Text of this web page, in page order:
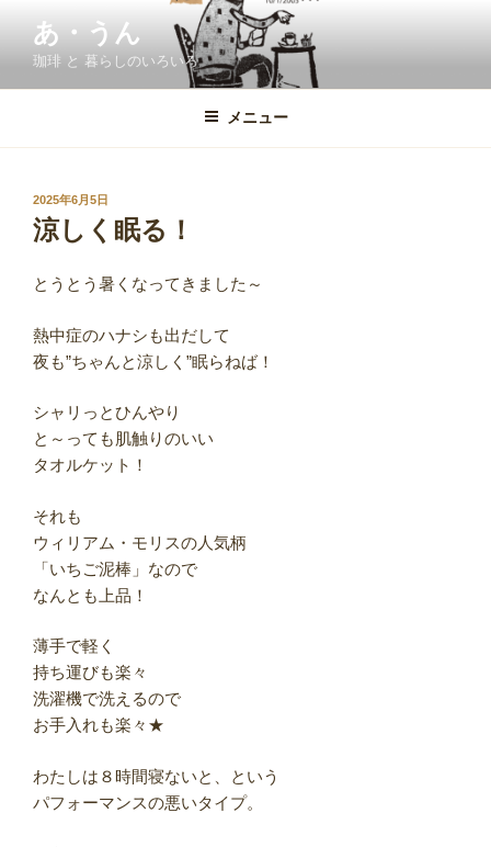
ン
へ
あ・うん
珈琲 と 暮らしのいろいろ
メニュー
投
稿
日:
2025年6月5日
涼しく眠る！
とうとう暑くなってきました～
熱中症のハナシも出だして
夜も”ちゃんと涼しく”眠らねば！
シャリっとひんやり
と～っても肌触りのいい
タオルケット！
それも
ウィリアム・モリスの人気柄
「いちご泥棒」なので
なんとも上品！
薄手で軽く
持ち運びも楽々
洗濯機で洗えるので
お手入れも楽々★
わたしは８時間寝ないと、という
パフォーマンスの悪いタイプ。